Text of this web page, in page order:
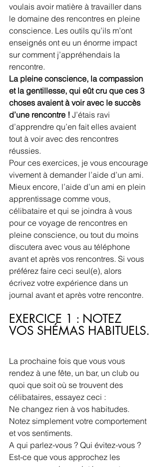
voulais avoir matière à travailler dans
le domaine des rencontres en pleine
conscience. Les outils qu’ils m’ont
enseignés ont eu un énorme impact
sur comment j’appréhendais la
rencontre.
La pleine conscience, la compassion
et la gentillesse, qui eût cru que ces 3
choses avaient à voir avec le succès
d’une rencontre ! J’étais ravi
d’apprendre qu’en fait elles avaient
tout à voir avec des rencontres
réussies.
Pour ces exercices, je vous encourage
vivement à demander l’aide d’un ami.
Mieux encore, l’aide d’un ami en plein
apprentissage comme vous,
célibataire et qui se joindra à vous
pour ce voyage de rencontres en
pleine conscience, ou tout du moins
discutera avec vous au téléphone
avant et après vos rencontres. Si vous
préférez faire ceci seul(e), alors
écrivez votre expérience dans un
journal avant et après votre rencontre.
EXERCICE 1 : NOTEZ
VOS SHÉMAS HABITUELS.
La prochaine fois que vous vous
rendez à une fête, un bar, un club ou
quoi que soit où se trouvent des
célibataires, essayez ceci :
Ne changez rien à vos habitudes.
Notez simplement votre comportement
et vos sentiments.
A qui parlez-vous ? Qui évitez-vous ?
Est-ce que vous approchez les